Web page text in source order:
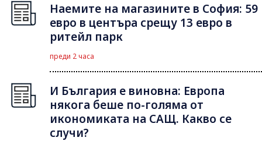
Наемите на магазините в София: 59
евро в центъра срещу 13 евро в
ритейл парк
преди 2 часа
И България е виновна: Европа
някога беше по-голяма от
икономиката на САЩ. Какво се
случи?